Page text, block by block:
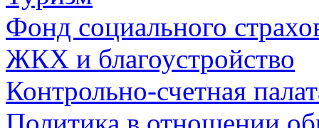
Фонд социального
ЖКХ и благоустройство
Контрольно-счетная